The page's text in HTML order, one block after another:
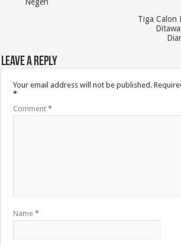
Negeri
Tiga Calon
Leave a Reply
Your email address will not be published.
*
Comment*
Name*